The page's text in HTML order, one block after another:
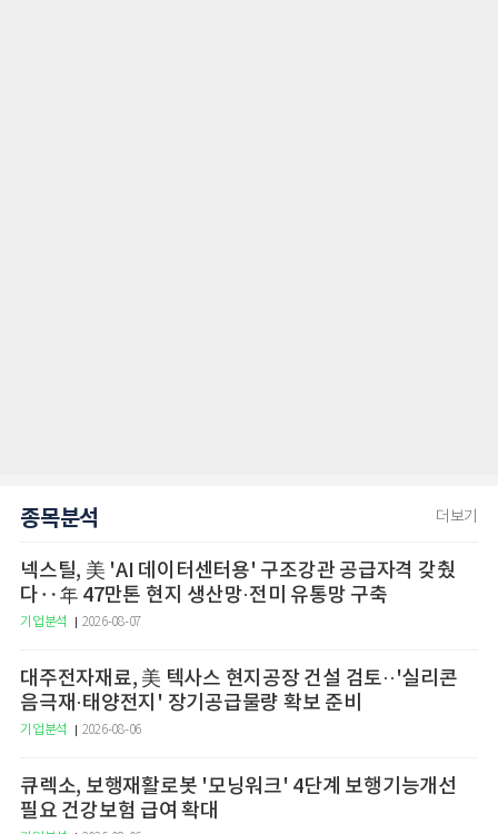
종목분석 더보기
넥스틸, 美 'AI 데이터센터용' 구조강관 공급자격 갖췄
다‥年 47만톤 현지 생산망·전미 유통망 구축
기업분석 2026-08-07
대주전자재료, 美 텍사스 현지공장 건설 검토··'실리콘
음극재·태양전지' 장기공급물량 확보 준비
기업분석 2026-08-06
큐렉소, 보행재활로봇 '모닝워크' 4단계 보행기능개선
필요 건강보험 급여 확대